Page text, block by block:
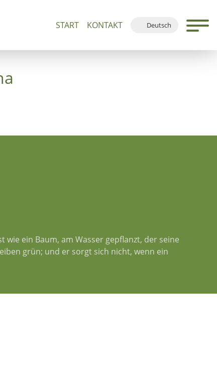
START KONTAKT
Deutsch
Ortsplan
wie ein Baum, am Wasser gepflanzt, der seine
grün; und er sorgt sich nicht, wenn ein